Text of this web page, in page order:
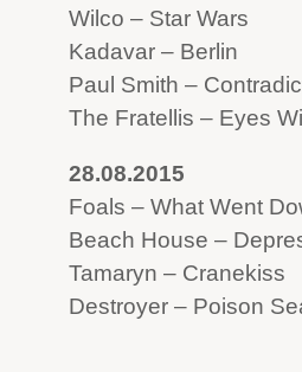
Wilco – Star Wars
Kadavar – Berlin
Paul Smith –
The Fratellis – Eyes
28.08.2015
Foals – What Went
Beach House –
Tamaryn – Cranekiss
Destroyer – Poison